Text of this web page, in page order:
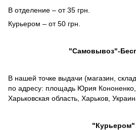
В отделение – от 35 грн.
Курьером – от 50 грн.
"Самовывоз"-
В нашей точке выдачи (магазин,
по адресу: площадь Юрия Кононенко,
Харьковская область, Харьков,
"Курьером"